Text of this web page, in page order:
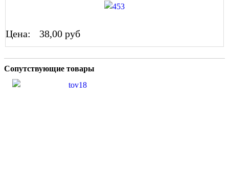
Цена: 38,00 руб
Сопутствующие товары